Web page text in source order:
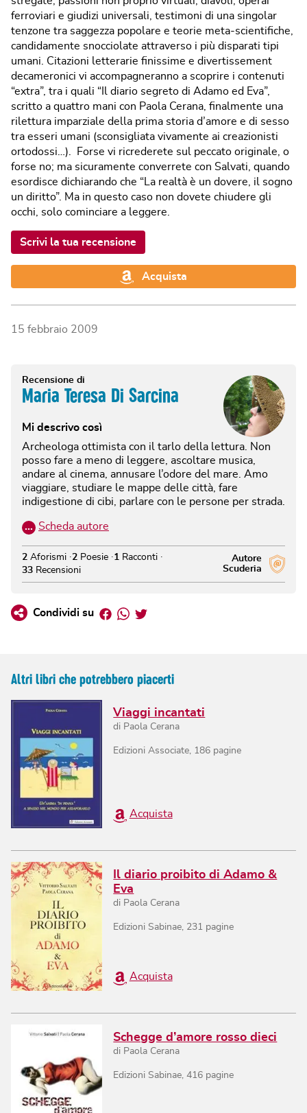
ferroviari e giudizi universali, testimoni di una singolar
tenzone tra saggezza popolare e teorie meta-scientifiche,
candidamente snocciolate attraverso i più disparati tipi
umani. Citazioni letterarie finissime e divertissement
decameronici vi accompagneranno a scoprire i contenuti
“extra”, tra i quali “Il diario segreto di Adamo ed Eva”,
scritto a quattro mani con Paola Cerana, finalmente una
rilettura imparziale della prima storia d’amore e di sesso
tra esseri umani (sconsigliata vivamente ai creazionisti
ortodossi…). Forse vi ricrederete sul peccato originale, o
forse no; ma sicuramente converrete con Salvati, quando
esordisce dichiarando che “La realtà è un dovere, il sogno
un diritto”. Ma in questo caso non dovete chiudere gli
occhi, solo cominciare a leggere.
Scrivi la tua recensione
Acquista
15 febbraio 2009
Recensione di
Maria Teresa Di Sarcina
Mi descrivo così
Archeologa ottimista con il tarlo della lettura. Non
posso fare a meno di leggere, ascoltare musica,
andare al cinema, annusare l’odore del mare. Amo
viaggiare, studiare le mappe delle città, fare
indigestione di cibi, parlare con le persone per strada.
… Scheda autore
Autore
Scuderia
2 Aforismi 2 Poesie 1
Racconti
33 Recensioni
Condividi su Facebook
Whatsapp
Twitter
Altri libri che potrebbero piacerti
Viaggi incantati
di Paola Cerana
Edizioni Associate 186 pagine
Acquista
Il diario proibito di Adamo &
Eva
di Paola Cerana
Edizioni Sabinae, 231 pagine
Acquista
Schegge d’amore rosso dieci
di Paola Cerana
Edizioni Sabinae,416 pagine